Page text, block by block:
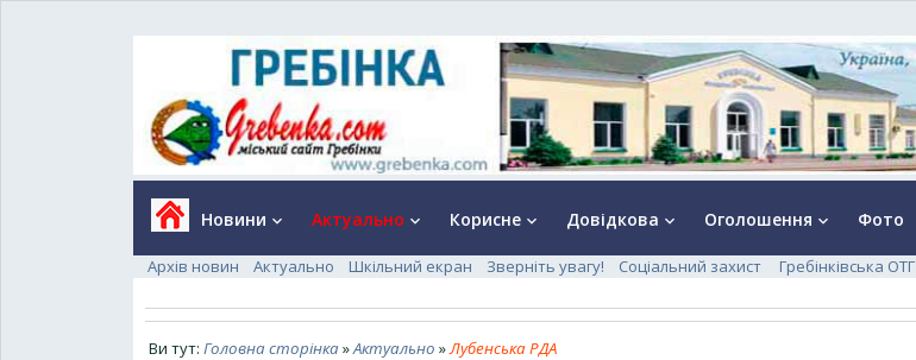
Новини keyboard_arrow_down Актуально keyboard_arrow_down Корисне keyboard_arrow_down Довідкова keyboard_arrow_down Оголошення keyboard_arrow_down Фото
Архів новин Актуально Шкільний екран Зверніть увагу! Соціальний захист Гребінківська ОТГ
Ви тут: Головна сторінка»Актуально »Лубенська РДА